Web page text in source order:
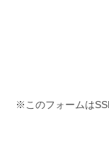
※このフォームは